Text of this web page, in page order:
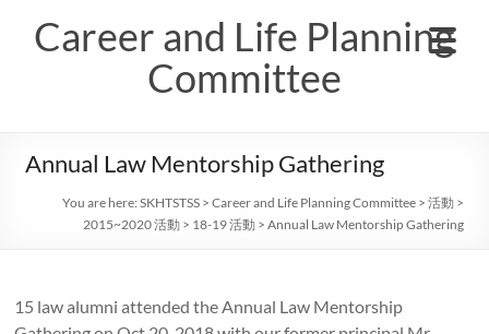
contentCareer and Life Planning
Committee
Annual Law Mentorship Gathering
You are here:SKHTSTSS >Career and Life Planning Committee >活動 >
2015~2020 活動 > 18-19 活動 >Annual Law Mentorship Gathering
15 law alumni attended the Annual Law Mentorship